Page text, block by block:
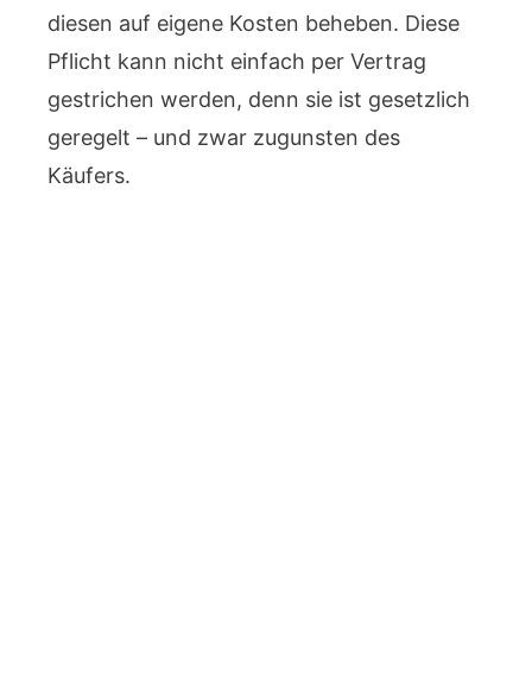
diesen auf eigene Kosten beheben. Diese
Pflicht kann nicht einfach per Vertrag
gestrichen werden, denn sie ist gesetzlich
geregelt – und zwar zugunsten des
Käufers.